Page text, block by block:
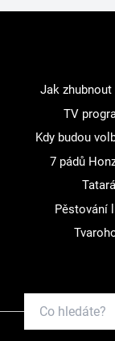
Jak zhubnout
TV
Kdy budou
7 pádů
Pěstování